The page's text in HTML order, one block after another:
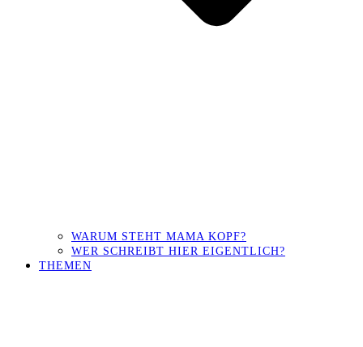
WARUM STEHT MAMA KOPF?
WER SCHREIBT HIER EIGENTLICH?
THEMEN